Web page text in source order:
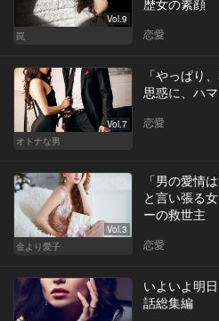
Vol.9
罠
歴女の素顔
恋愛
Vol.7
オトナな男
「やっぱり
思惑に、ハ
恋愛
Vol.3
金より愛子
「男の愛情
と言い張る
ーの救世主
恋愛
いよいよ明
話総集編